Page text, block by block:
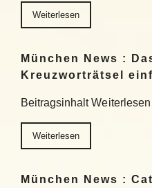
Weiterlesen
München News :
Kreuzworträtsel
Beitragsinhalt Weiterlesen
Weiterlesen
München News :